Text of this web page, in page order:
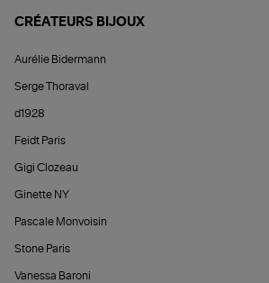
CRÉATEURS BIJOUX
Aurélie Bidermann
Serge Thoraval
d1928
Feidt Paris
Gigi Clozeau
Ginette NY
Pascale Monvoisin
Stone Paris
Vanessa Baroni